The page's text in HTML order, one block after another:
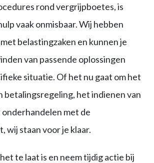
rond vergrijpboetes, is
vaak onmisbaar. Wij hebben
belastingzaken en kunnen je
van passende oplossingen
situatie. Of het nu gaat om het
betalingsregeling, het indienen van
met de
wij staan voor je klaar.
te laat is en neem tijdig actie bij